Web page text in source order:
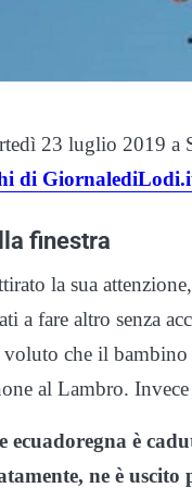
23 luglio 2019 a
di
finestra
la sua
a fare altro senza
voluto che il
al Lambro. Invece
è
ne è uscito